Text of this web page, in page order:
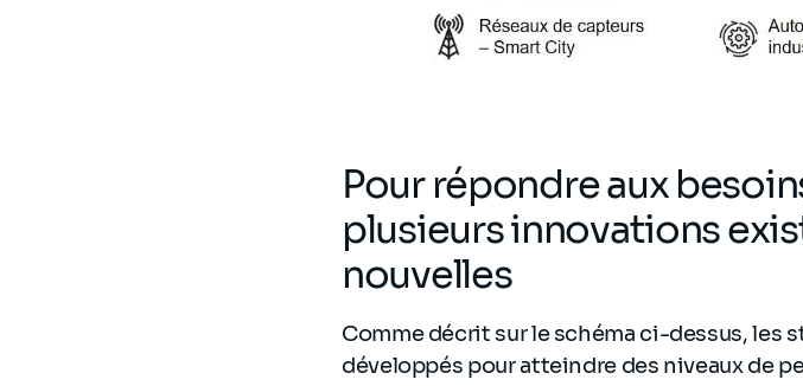
Pour répondre aux
plusieurs innovations
nouvelles
Comme décrit sur le schéma ci-dessus, les
développés pour atteindre des niveaux de